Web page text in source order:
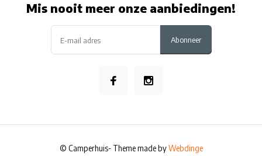
Mis nooit meer onze aanbiedingen!
Abonneer
© Camperhuis- Theme made byWebdinge